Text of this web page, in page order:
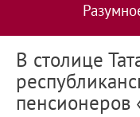
В столице
пенсионеров